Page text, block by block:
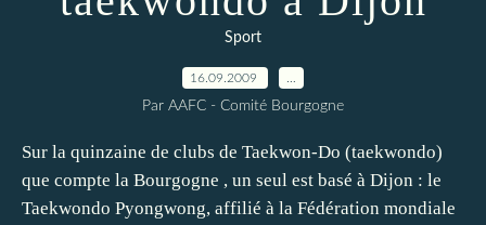
Sport
16.09.2009
Par AAFC - Comité Bourgogne
Sur la quinzaine de clubs de Taekwon-Do (taekwondo)
que compte la Bourgogne , un seul est basé à Dijon : le
Taekwondo Pyongwong, affilié à la Fédération mondiale